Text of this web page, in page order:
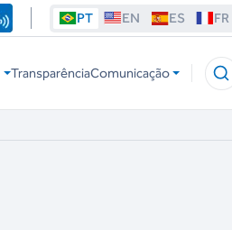
PT EN ES FR
TransparênciaComunicação